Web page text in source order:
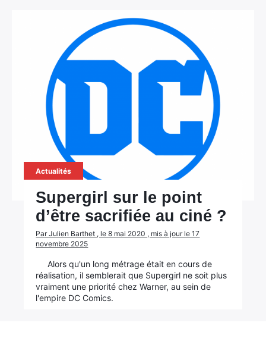
Actualités
Supergirl sur le point
d’être sacrifiée au ciné ?
Par Julien Barthet , le 8 mai 2020 , mis à jour le 17
novembre 2025
Alors qu'un long métrage était en cours de
réalisation, il semblerait que Supergirl ne soit plus
vraiment une priorité chez Warner, au sein de
l'empire DC Comics.